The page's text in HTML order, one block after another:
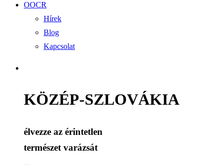
OOCR
Hírek
Blog
Kapcsolat
KÖZÉP-SZLOVÁKIA
élvezze az érintetlen
természet varázsát